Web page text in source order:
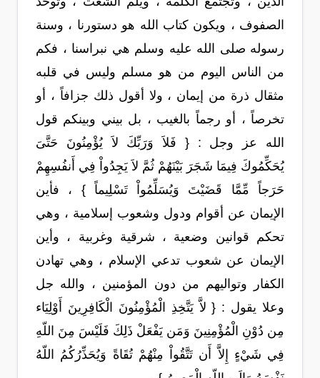
الصفوف ، ويكون كتاب الله هو دستورنا ، وسنة
رسوله صلى الله عليه وسلم هي نبراسنا ، فكم
من الناس اليوم من هو مسلم وليس في قلبه
مثقال ذرة من إيمان ، ولا أقول ذلك جزافاً ، أو
تخرصاً ، أو رجماً بالغيب ، بل بيني وبينكم قول
الله عز وجل : { فَلاَ وَرَبِّكَ لاَ يُؤْمِنُونَ حَتَّىَ
يُحَكِّمُوكَ فِيمَا شَجَرَ بَيْنَهُمْ ثُمَّ لاَ يَجِدُواْ فِي أَنفُسِهِمْ
حَرَجاً مِّمَّا قَضَيْتَ وَيُسَلِّمُواْ تَسْلِيماً } ، فأين
الإيمان عن أقوام ودول وشعوب إسلامية ، وهي
تحكم قوانين وضعية ، شرقية وغربية ، وأين
الإيمان عن شعوب تدعي الإسلام ، وهي تهادن
الكفار وتواليهم من دون المؤمنين ، والله جل
وعلا يقول : { لاَّ يَتَّخِذِ الْمُؤْمِنُونَ الْكَافِرِينَ أَوْلِيَاء
مِن دُوْنِ الْمُؤْمِنِينَ وَمَن يَفْعَلْ ذَلِكَ فَلَيْسَ مِنَ اللّهِ
فِي شَيْءٍ إِلاَّ أَن تَتَّقُواْ مِنْهُمْ تُقَاةً وَيُحَذِّرُكُمُ اللّهُ